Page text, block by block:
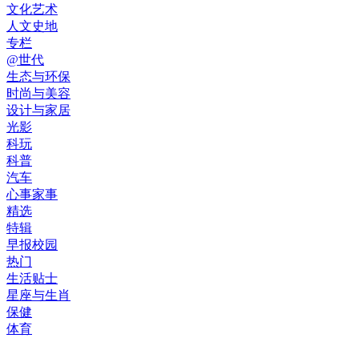
文化艺术
人文史地
专栏
@世代
生态与环保
时尚与美容
设计与家居
光影
科玩
科普
汽车
心事家事
精选
特辑
早报校园
热门
生活贴士
星座与生肖
保健
体育